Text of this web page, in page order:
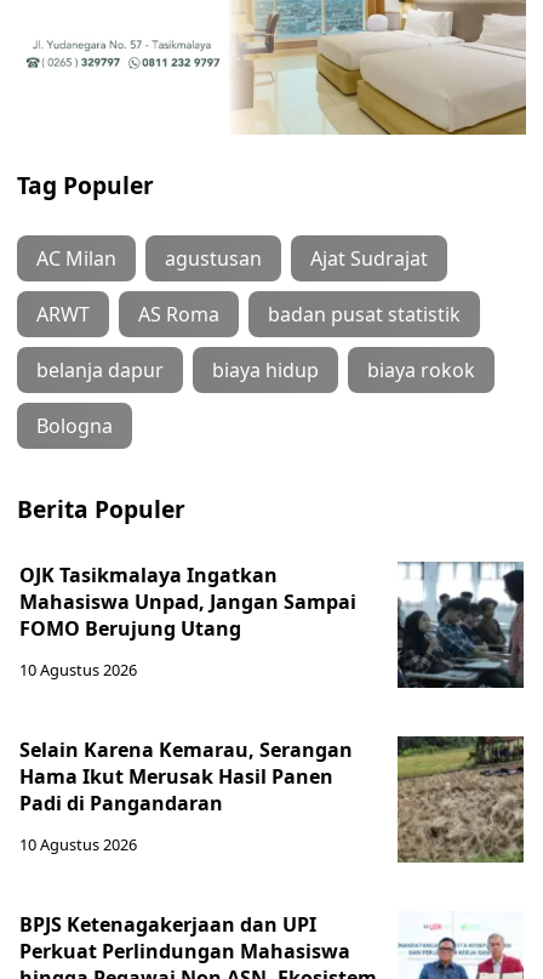
Tag Populer
AC Milan agustusan Ajat Sudrajat
ARWT AS Roma badan pusat statistik
belanja dapur biaya hidup biaya rokok
Bologna
Berita Populer
OJK Tasikmalaya Ingatkan
Mahasiswa Unpad, Jangan Sampai
FOMO Berujung Utang
10 Agustus 2026
Selain Karena Kemarau, Serangan
Hama Ikut Merusak Hasil Panen
Padi di Pangandaran
10 Agustus 2026
BPJS Ketenagakerjaan dan UPI
Perkuat Perlindungan Mahasiswa